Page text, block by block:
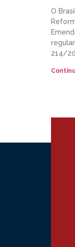
O
214/